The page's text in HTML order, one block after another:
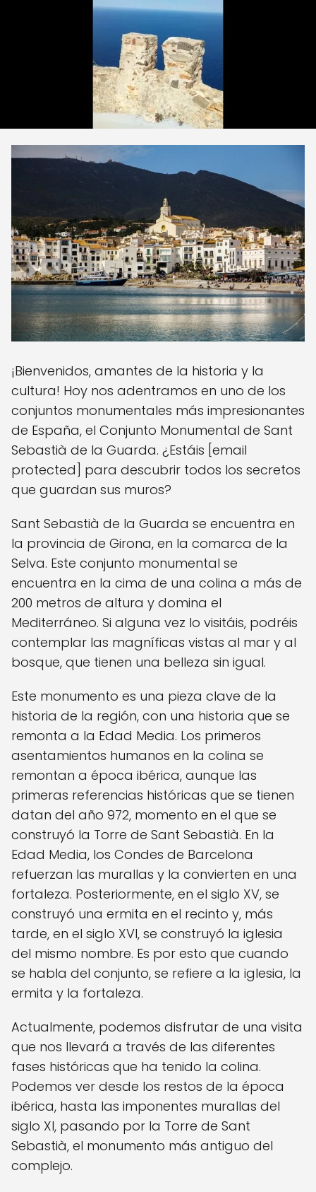
¡Bienvenidos, amantes de la historia y la
cultura! Hoy nos adentramos en uno de los
conjuntos monumentales más impresionantes
de España, el Conjunto Monumental de Sant
Sebastià de la Guarda. ¿Estáis [email
protected] para descubrir todos los secretos
que guardan sus muros?
Sant Sebastià de la Guarda se encuentra en
la provincia de Girona, en la comarca de la
Selva. Este conjunto monumental se
encuentra en la cima de una colina a más de
200 metros de altura y domina el
Mediterráneo. Si alguna vez lo visitáis, podréis
contemplar las magníficas vistas al mar y al
bosque, que tienen una belleza sin igual.
Este monumento es una pieza clave de la
historia de la región, con una historia que se
remonta a la Edad Media. Los primeros
asentamientos humanos en la colina se
remontan a época ibérica, aunque las
primeras referencias históricas que se tienen
datan del año 972, momento en el que se
construyó la Torre de Sant Sebastià. En la
Edad Media, los Condes de Barcelona
refuerzan las murallas y la convierten en una
fortaleza. Posteriormente, en el siglo XV, se
construyó una ermita en el recinto y, más
tarde, en el siglo XVI, se construyó la iglesia
del mismo nombre. Es por esto que cuando
se habla del conjunto, se refiere a la iglesia, la
ermita y la fortaleza.
Actualmente, podemos disfrutar de una visita
que nos llevará a través de las diferentes
fases históricas que ha tenido la colina.
Podemos ver desde los restos de la época
ibérica, hasta las imponentes murallas del
siglo XI, pasando por la Torre de Sant
Sebastià, el monumento más antiguo del
complejo.